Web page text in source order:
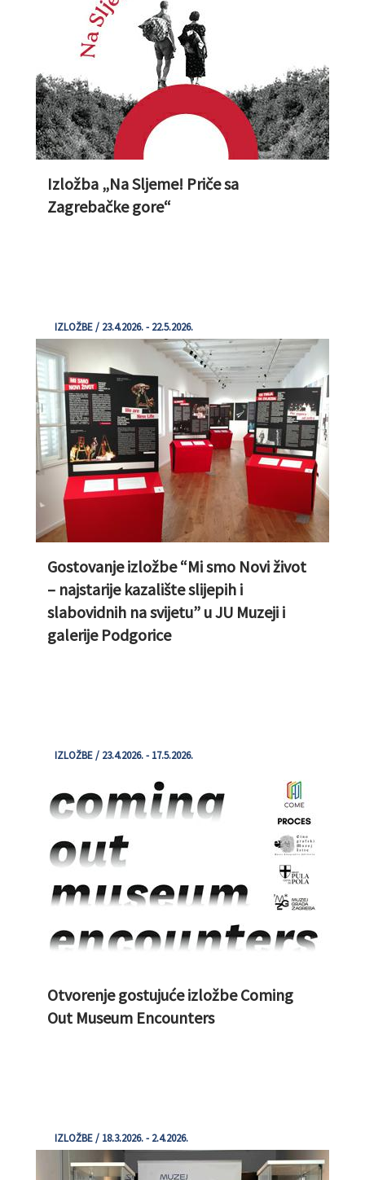
Izložba „Na Sljeme! Priče sa
Zagrebačke gore“
IZLOŽBE / 23.4.2026. - 22.5.2026.
Gostovanje izložbe “Mi smo Novi život
– najstarije kazalište slijepih i
slabovidnih na svijetu” u JU Muzeji i
galerije Podgorice
IZLOŽBE / 23.4.2026. - 17.5.2026.
Otvorenje gostujuće izložbe Coming
Out Museum Encounters
IZLOŽBE / 18.3.2026. - 2.4.2026.